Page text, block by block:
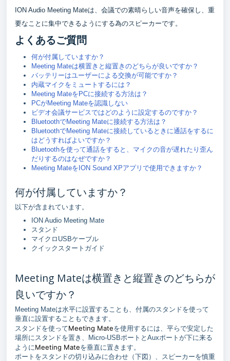
ION Audio Meeting Mateは、会議での素晴らしい音声を確保し、重
要なことに集中できるようにする為のスピーカーです。
よくあるご質問
何が付属していますか？
Meeting Mateは横置きと縦置きのどちらが良いですか？
バッテリーはユーザーによる交換が可能ですか？
内蔵マイクをミュートするには？
Meeting MateをPCに接続する方法は？
PCがMeeting Mateを認識しない
ビデオ会議サービスではどのように設定するのですか？
BluetoothでMeeting Mateに接続する方法は？
BluetoothでMeeting Mateに接続しているときに通話をするに
はどうすればよいですか？
Bluetoothを使って通話をすると、マイクの音が遅れたり歪ん
だりするのはなぜですか？
Meeting MateをION Sound XPアプリで使用できますか？
何が付属していますか？
以下が含まれています。
ION Audio Meeting Mate
スタンド
マイクロUSBケーブル
クイックスタートガイド
Meeting Mateは横置きと縦置きのどちらが
良いですか？
Meeting Mateは水平に設置することも、付属のスタンドを使って
垂直に設置することもできます。
スタンドを使ってMeeting Mateを使用するには、平らで安定した
場所にスタンドを置き、Micro-USBポートとAuxポートが下に来る
ように Meeting Mateを垂直に置きます。
ポートをスタンドの切り込みに合わせ（下図）、スピーカーを慎重